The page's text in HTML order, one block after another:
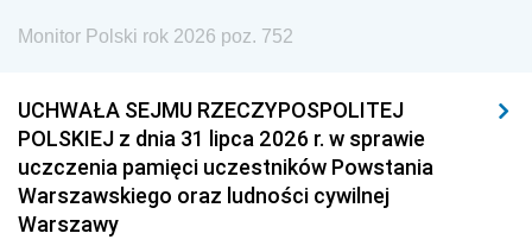
Monitor Polski rok 2026 poz. 752
UCHWAŁA SEJMU RZECZYPOSPOLITEJ
POLSKIEJ z dnia 31 lipca 2026 r. w sprawie
uczczenia pamięci uczestników Powstania
Warszawskiego oraz ludności cywilnej
Warszawy